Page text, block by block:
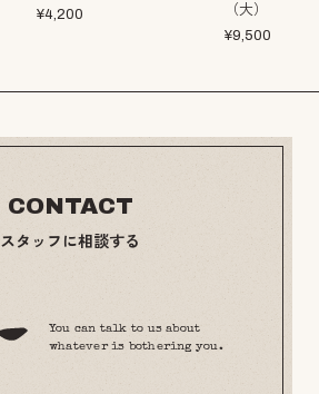
¥4,200
（大）
¥9,500
CONTACT
スタッフに相談する
You can talk to us about
whatever is bothering you.